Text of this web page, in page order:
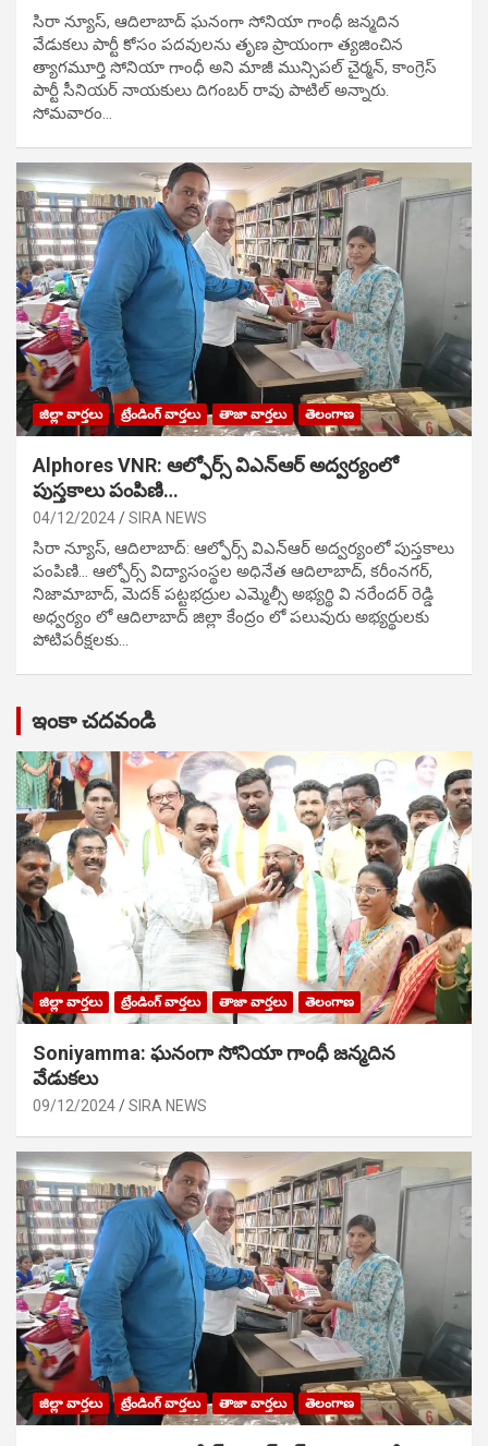
సిరా న్యూస్, ఆదిలాబాద్ ఘ‌నంగా సోనియా గాంధీ జ‌న్మ‌దిన
వేడుక‌లు పార్టీ కోసం ప‌ద‌వుల‌ను తృణ ప్రాయంగా త్య‌జించిన
త్యాగమూర్తి సోనియా గాంధీ అని మాజీ మున్సిప‌ల్ చైర్మ‌న్, కాంగ్రెస్
పార్టీ సీనియ‌ర్ నాయ‌కులు దిగంబ‌ర్ రావు పాటిల్ అన్నారు.
సోమవారం…
జిల్లా వార్తలు ట్రేండింగ్ వార్తలు తాజా వార్తలు తెలంగాణ
Alphores VNR: ఆల్ఫోర్స్ విఎన్ఆర్ అద్వర్యంలో
పుస్తకాలు పంపిణి…
04/12/2024 SIRA NEWS
సిరా న్యూస్, ఆదిలాబాద్: ఆల్ఫోర్స్ విఎన్ఆర్ అద్వర్యంలో పుస్తకాలు
పంపిణి… ఆల్ఫోర్స్ విద్యాసంస్థల అధినేత ఆదిలాబాద్, కరీంనగర్,
నిజామాబాద్, మెదక్ పట్టభద్రుల ఎమ్మెల్సీ అభ్యర్థి వి నరేందర్ రెడ్డి
అధ్వర్యం లో ఆదిలాబాద్ జిల్లా కేంద్రం లో పలువురు అభ్యర్థులకు
పోటిప‌రీక్ష‌ల‌కు…
ఇంకా చదవండి
జిల్లా వార్తలు ట్రేండింగ్ వార్తలు తాజా వార్తలు తెలంగాణ
Soniyamma: ఘ‌నంగా సోనియా గాంధీ జ‌న్మ‌దిన
వేడుక‌లు
09/12/2024 SIRA NEWS
జిల్లా వార్తలు ట్రేండింగ్ వార్తలు తాజా వార్తలు తెలంగాణ